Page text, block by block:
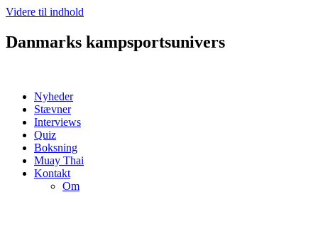
Videre til indhold
Danmarks kampsportsunivers
Nyheder
Stævner
Interviews
Quiz
Boksning
Muay Thai
Kontakt
Om